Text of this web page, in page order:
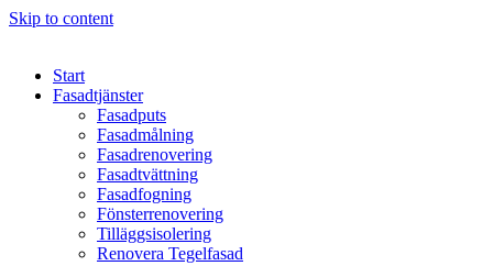
Skip to content
Start
Fasadtjänster
Fasadputs
Fasadmålning
Fasadrenovering
Fasadtvättning
Fasadfogning
Fönsterrenovering
Tilläggsisolering
Renovera Tegelfasad